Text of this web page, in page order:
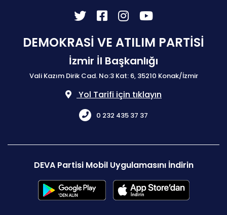
DEMOKRASİ VE ATILIM PARTİSİ
İzmir İl Başkanlığı
Vali Kazım Dirik Cad. No:3 Kat: 6, 35210 Konak/İzmir
Yol Tarifi için tıklayın
0 232 435 37 37
DEVA Partisi Mobil Uygulamasını İndirin